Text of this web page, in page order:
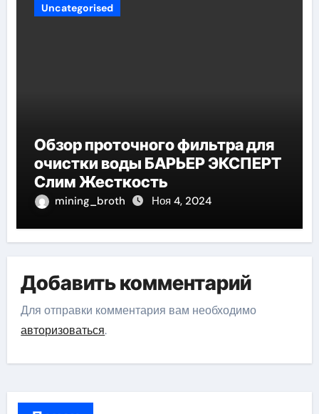
Uncategorised
Обзор проточного фильтра для
очистки воды БАРЬЕР ЭКСПЕРТ
Слим Жесткость
mining_broth Ноя 4, 2024
Добавить комментарий
Для отправки комментария вам необходимо
авторизоваться.